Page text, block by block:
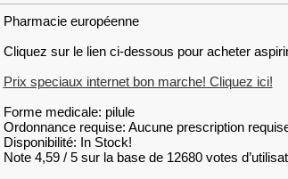
Pharmacie européenne
Cliquez sur le lien ci-dessous pour acheter
Prix speciaux internet bon marche! Cliquez ici!
Forme medicale: pilule
Ordonnance requise: Aucune prescription
Disponibilité: In Stock!
Note 4,59 / 5 sur la base de 12680 votes